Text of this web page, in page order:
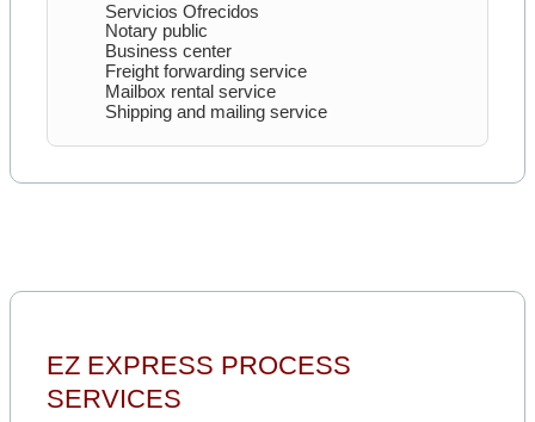
Servicios Ofrecidos
Notary public
Business center
Freight forwarding service
Mailbox rental service
Shipping and mailing service
EZ EXPRESS PROCESS
SERVICES